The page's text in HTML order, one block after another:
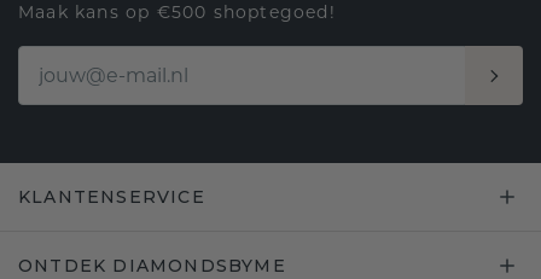
Maak kans op €500 shoptegoed!
KLANTENSERVICE
ONTDEK DIAMONDSBYME